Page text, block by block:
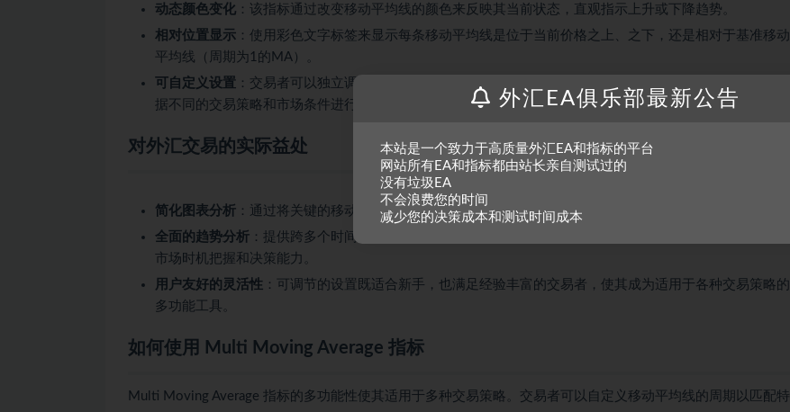
动态颜色变化 ：该指标通过改变移动平均线的颜色来反映其当前状态，直观指示上升或下降趋势。
相对位置显示 ：使用彩色文字标签来显示每条移动平均线是位于当前价格之上、之下，还是相对于基准移动
平均线（周期为1的MA）。
可自定义设置 ：交易者可以独立调整四条移动平均线的设置，包括平均周期、计算方法和应用价格，从而根
据不同的交易策略和市场条件进行个性化定制。
对外汇交易的实际益处
简化图表分析 ：通过将关键的移动平均线移至副窗口，主价格图表保持清爽，使分析更直观、更高效。
全面的趋势分析 ：提供跨多个时间周期的综合视图，让交易者能同时理解短期、中期和长期趋势，从而提升
市场时机把握和决策能力。
用户友好的灵活性 ：可调节的设置既适合新手，也满足经验丰富的交易者，使其成为适用于各种交易策略的
多功能工具。
如何使用 Multi Moving Average 指标
Multi Moving Average 指标的多功能性使其适用于多种交易策略。交易者可以自定义移动平均线的周期以匹配特
外汇EA俱乐部最新公告
本站是一个致力于高质量外汇EA和指标的平台
网站所有EA和指标都由站长亲自测试过的
没有垃圾EA
不会浪费您的时间
减少您的决策成本和测试时间成本